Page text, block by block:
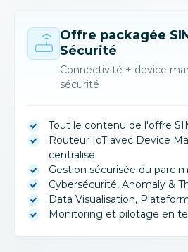
Offre packagée
Sécurité
Connectivité + device
sécurité
Tout le contenu de l'offre
Routeur IoT avec Device
centralisé
Gestion sécurisée du parc
Cybersécurité, Anomaly &
Data Visualisation,
Monitoring et pilotage en